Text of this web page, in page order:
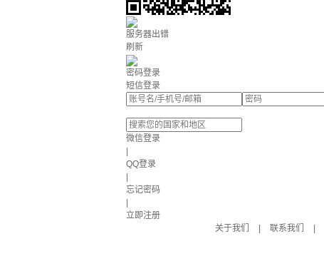
服务器出错
刷新
密码登录
短信登录
微信登录
QQ登录
忘记密码
立即注册
关于我们
联系我们